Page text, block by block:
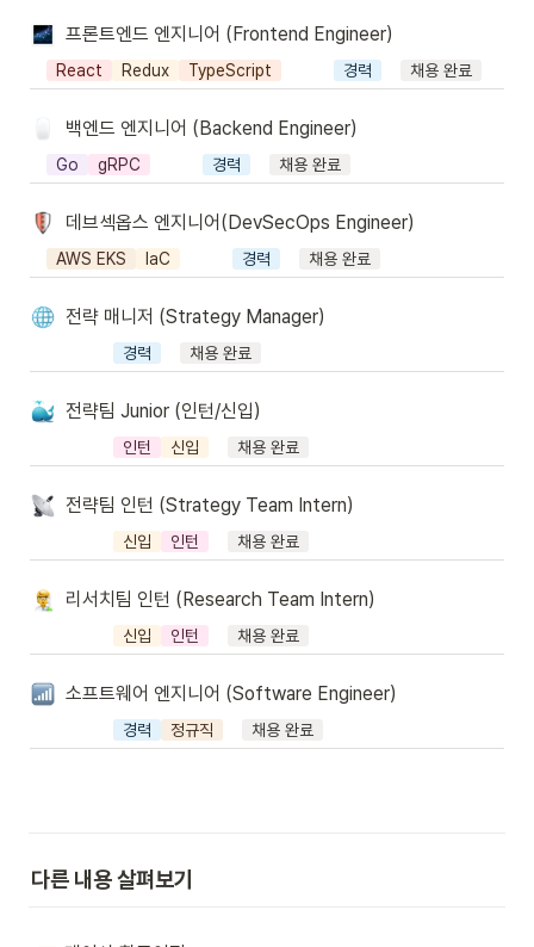
프론트엔드 엔지니어 (Frontend Engineer)
React Redux TypeScript 경력 채용 완료
백엔드 엔지니어 (Backend Engineer)
Go gRPC 경력 채용 완료
데브섹옵스 엔지니어(DevSecOps Engineer)
AWS EKS IaC 경력 채용 완료
전략 매니저 (Strategy Manager)
경력 채용 완료
전략팀 Junior (인턴/신입)
인턴 신입 채용 완료
전략팀 인턴 (Strategy Team Intern)
신입 인턴 채용 완료
리서치팀 인턴 (Research Team Intern)
신입 인턴 채용 완료
소프트웨어 엔지니어 (Software Engineer)
경력 정규직 채용 완료
다른 내용 살펴보기